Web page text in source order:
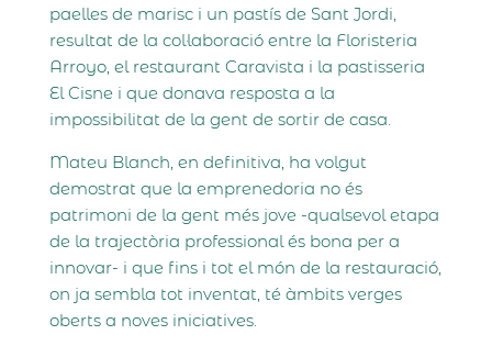
paelles de marisc i un pastís de Sant Jordi,
resultat de la col·laboració entre la Floristeria
Arroyo, el restaurant Caravista i la pastisseria
El Cisne i que donava resposta a la
impossibilitat de la gent de sortir de casa.
Mateu Blanch, en definitiva, ha volgut
demostrat que la emprenedoria no és
patrimoni de la gent més jove -qualsevol etapa
de la trajectòria professional és bona per a
innovar- i que fins i tot el món de la restauració,
on ja sembla tot inventat, té àmbits verges
oberts a noves iniciatives.